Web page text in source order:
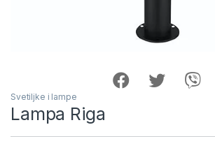
Svetiljke i lampe
Lampa Riga